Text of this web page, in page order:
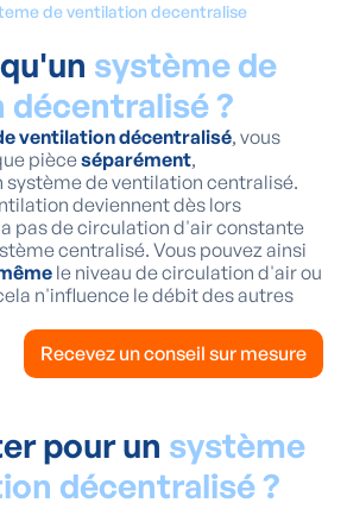
de ventilation decentralise
système de
?
ventilation décentralisé, vous
pièceséparément,
de ventilation centralisé.
deviennent dès lors
pas de circulation d'air constante
centralisé. Vous pouvez ainsi
le niveau de circulation d'air ou
n'influence le débit des autres
Recevez un conseil sur mesure
pour un système
décentralisé ?